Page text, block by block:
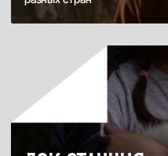
ДОКЕР АРТ
ПСИХОЛОГИЯ И КИНО Трогающие
за душу темы и обсуждения с
психологами